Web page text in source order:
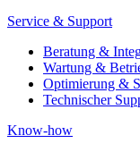
Service & Support
Beratung &
Wartung &
Optimierung &
Technischer
Know-how